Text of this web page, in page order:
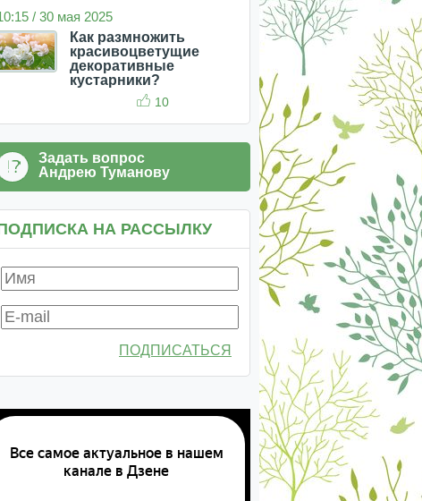
/ 30 мая 2025
Как размножить
красивоцветущие
декоративные
кустарники?
10
Задать вопрос
Андрею Туманову
НА РАССЫЛКУ
ПОДПИСАТЬСЯ